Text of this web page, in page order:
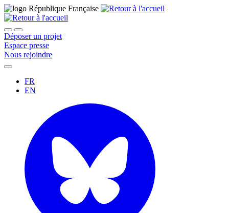
Déposer un projet
Espace presse
Nous rejoindre
FR
EN